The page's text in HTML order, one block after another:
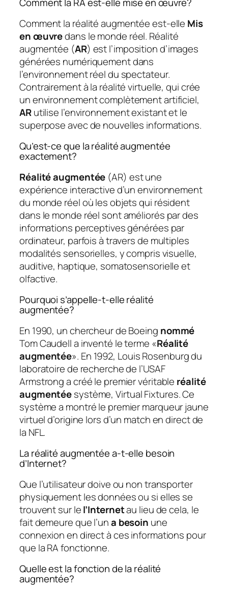
Comment la réalité augmentée est-elle Mis
en œuvredans le monde réel. Réalité
augmentée (AR) est l’imposition d’images
générées numériquement dans
l’environnement réel du spectateur.
Contrairement à la réalité virtuelle, qui crée
un environnement complètement artificiel,
ARutilise l’environnement existant et le
superpose avec de nouvelles informations.
Qu’est-ce que la réalité augmentée
exactement?
Réalité augmentée (AR) est une
expérience interactive d’un environnement
du monde réel où les objets qui résident
dans le monde réel sont améliorés par des
informations perceptives générées par
ordinateur, parfois à travers de multiples
modalités sensorielles, y compris visuelle,
auditive, haptique, somatosensorielle et
olfactive.
Pourquoi s’appelle-t-elle réalité
augmentée?
En 1990, un chercheur de Boeing nommé
Tom Caudell a inventé le terme «Réalité
augmentée». En 1992, Louis Rosenburg du
laboratoire de recherche de l’USAF
Armstrong a créé le premier véritable réalité
augmentéesystème, Virtual Fixtures. Ce
système a montré le premier marqueur jaune
virtuel d’origine lors d’un match en direct de
la NFL.
La réalité augmentée a-t-elle besoin
d’Internet?
Que l’utilisateur doive ou non transporter
physiquement les données ou si elles se
trouvent sur lel’Internetau lieu de cela, le
fait demeure que l’una besoin une
connexion en direct à ces informations pour
que la RA fonctionne.
Quelle est la fonction de la réalité
augmentée?